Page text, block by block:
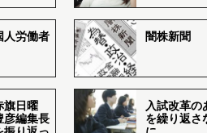
労働者 闇株新聞
旗日曜
彦編集長
入試改革の
を繰り返さ